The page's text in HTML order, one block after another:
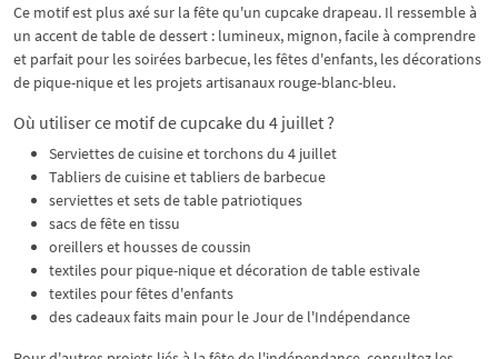
Ce motif est plus axé sur la fête qu'un cupcake drapeau. Il ressemble à
un accent de table de dessert : lumineux, mignon, facile à comprendre
et parfait pour les soirées barbecue, les fêtes d'enfants, les décorations
de pique-nique et les projets artisanaux rouge-blanc-bleu.
Où utiliser ce motif de cupcake du 4 juillet ?
Serviettes de cuisine et torchons du 4 juillet
Tabliers de cuisine et tabliers de barbecue
serviettes et sets de table patriotiques
sacs de fête en tissu
oreillers et housses de coussin
textiles pour pique-nique et décoration de table estivale
textiles pour fêtes d'enfants
des cadeaux faits main pour le Jour de l'Indépendance